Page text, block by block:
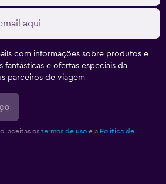
com informações sobre produtos e
e ofertas especiais da
parceiros de viagem
aceitas os termos de uso e a Política de